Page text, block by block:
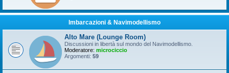
Imbarcazioni & Navimodellismo
Alto Mare (Lounge Room)
Discussioni in libertà sul mondo del Navimodellismo.
Moderatore: microciccio
Argomenti: 59